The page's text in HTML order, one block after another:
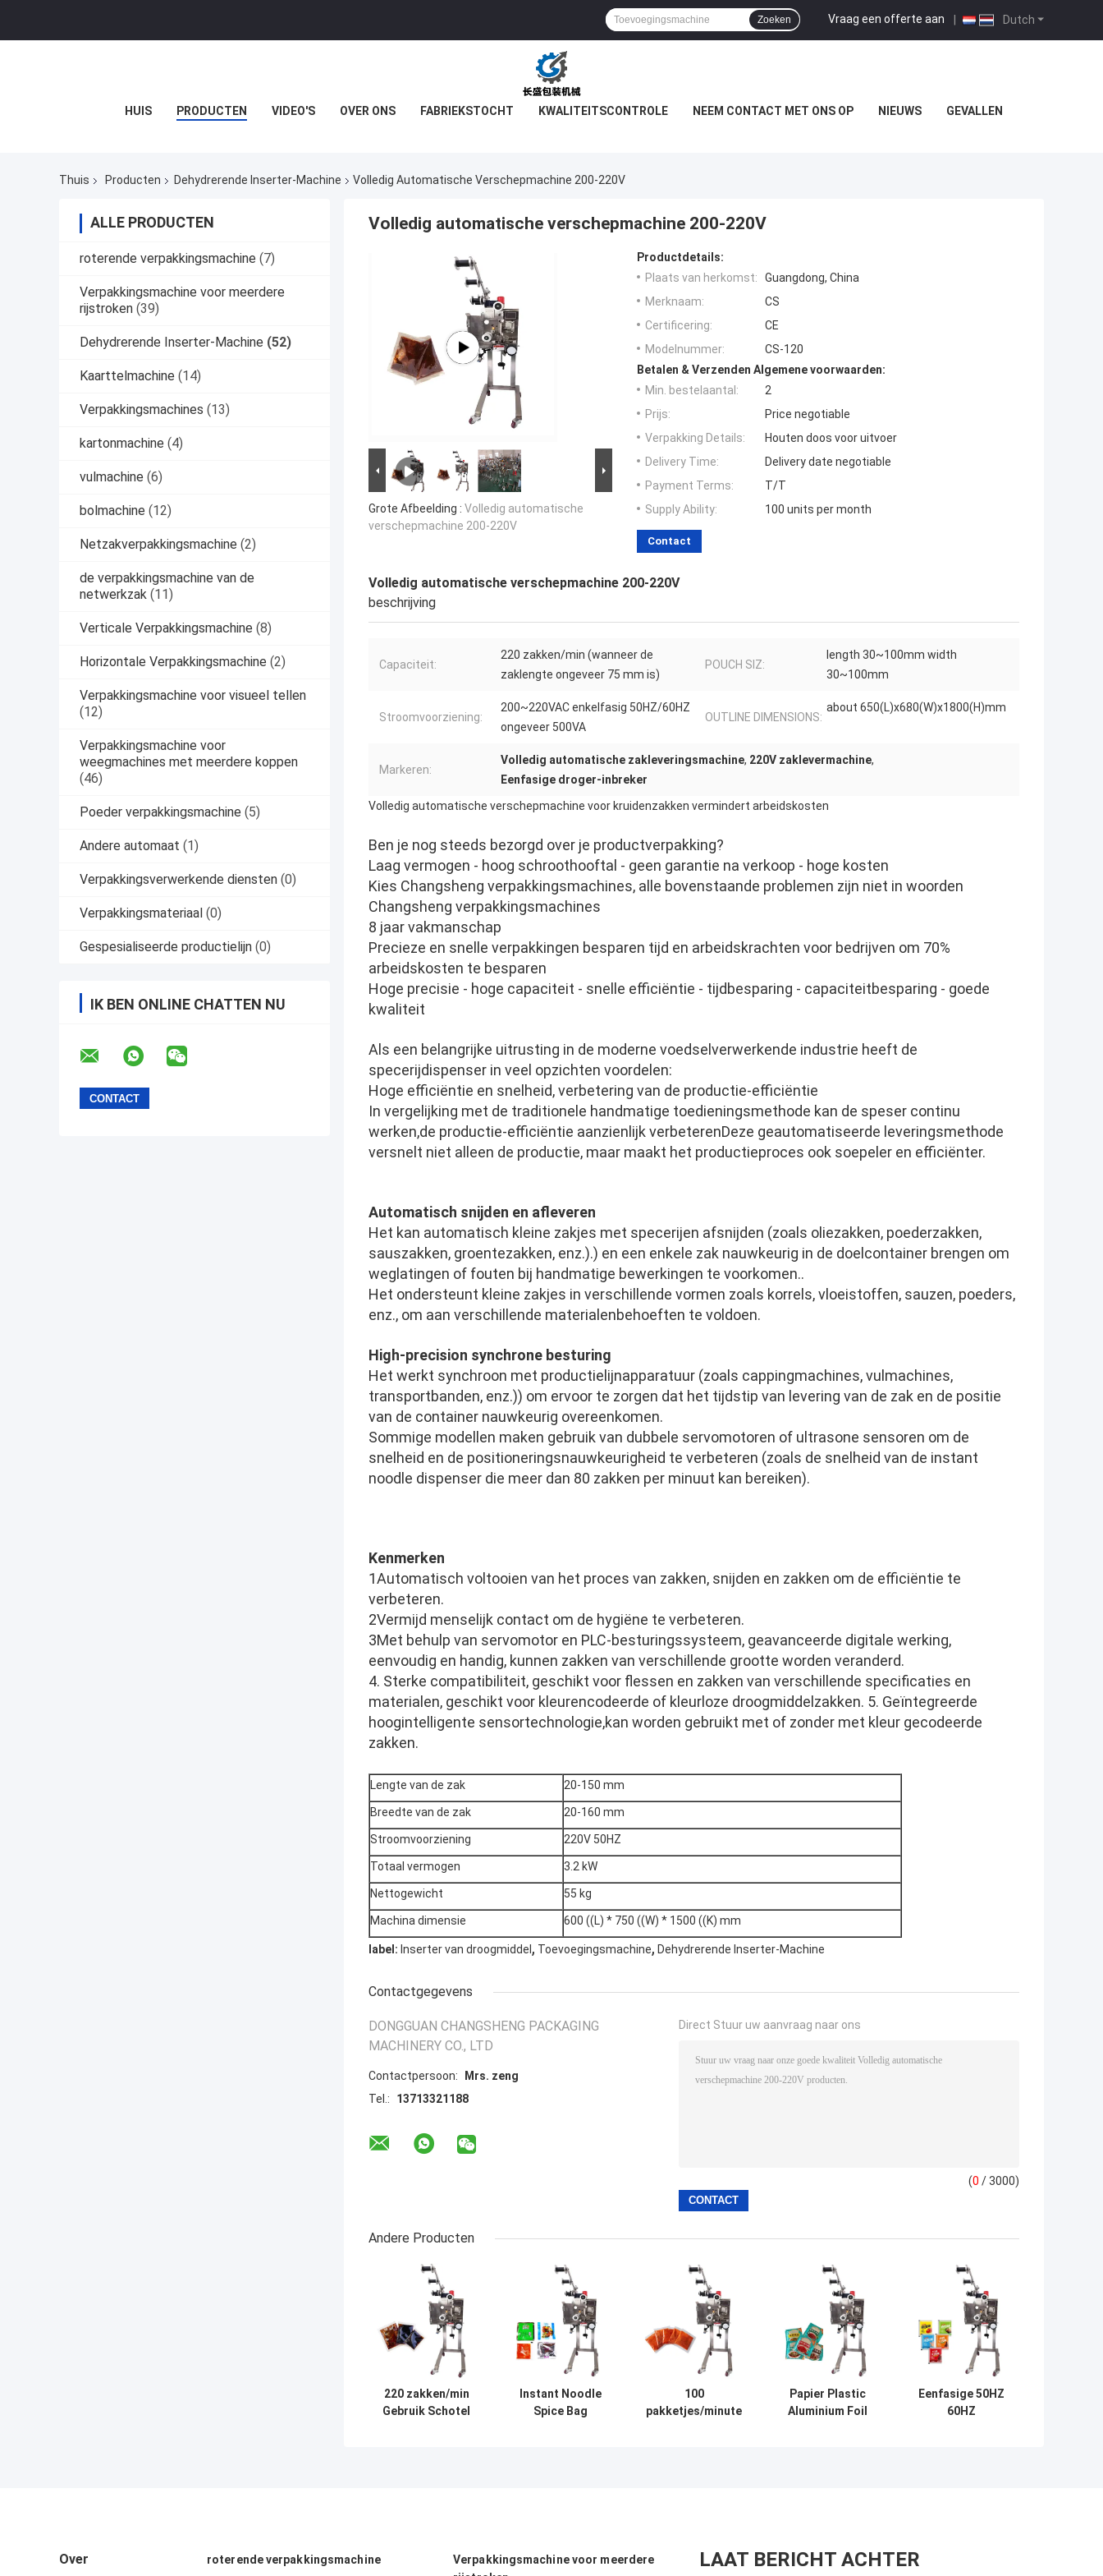
Dutch
Vraag een offerte aan |
Zoeken
HUIS PRODUCTEN VIDEO'S OVER ONS FABRIEKSTOCHT KWALITEITSCONTROLE NEEM CONTACT MET ONS OP NIEUWS GEVALLEN
Thuis Producten Dehydrerende Inserter-Machine Volledig Automatische Verschepmachine 200-220V
ALLE PRODUCTEN
roterende verpakkingsmachine (7)
Verpakkingsmachine voor meerdere
rijstroken (39)
Dehydrerende Inserter-Machine (52)
Kaarttelmachine (14)
Verpakkingsmachines (13)
kartonmachine (4)
vulmachine (6)
bolmachine (12)
Netzakverpakkingsmachine (2)
de verpakkingsmachine van de
netwerkzak (11)
Verticale Verpakkingsmachine (8)
Horizontale Verpakkingsmachine (2)
Verpakkingsmachine voor visueel tellen
(12)
Verpakkingsmachine voor
weegmachines met meerdere koppen
(46)
Poeder verpakkingsmachine (5)
Andere automaat (1)
Verpakkingsverwerkende diensten (0)
Verpakkingsmateriaal (0)
Gespesialiseerde productielijn (0)
IK BEN ONLINE CHATTEN NU
Volledig automatische verschepmachine 200-220V
Grote Afbeelding : Volledig automatische
verschepmachine 200-220V
Productdetails:
Plaats van herkomst:
Guangdong, China
Merknaam:
CS
Certificering:
CE
Modelnummer:
CS-120
Betalen & Verzenden Algemene voorwaarden:
Min. bestelaantal:
2
Prijs:
Price negotiable
Verpakking Details:
Houten doos voor uitvoer
Delivery Time:
Delivery date negotiable
Payment Terms:
T/T
Supply Ability:
100 units per month
Contact
Volledig automatische verschepmachine 200-220V
beschrijving
Capaciteit:
220 zakken/min (wanneer de
zaklengte ongeveer 75 mm is)
POUCH SIZ:
length 30~100mm width
30~100mm
Stroomvoorziening:
200~220VAC enkelfasig 50HZ/60HZ
ongeveer 500VA
OUTLINE DIMENSIONS:
about 650(L)x680(W)x1800(H)mm
Markeren:
Volledig automatische zakleveringsmachine, 220V zaklevermachine,
Eenfasige droger-inbreker
Volledig automatische verschepmachine voor kruidenzakken vermindert arbeidskosten
Ben je nog steeds bezorgd over je productverpakking?
Laag vermogen - hoog schroothooftal - geen garantie na verkoop - hoge kosten
Kies Changsheng verpakkingsmachines, alle bovenstaande problemen zijn niet in woorden
Changsheng verpakkingsmachines
8 jaar vakmanschap
Precieze en snelle verpakkingen besparen tijd en arbeidskrachten voor bedrijven om 70%
arbeidskosten te besparen
Hoge precisie - hoge capaciteit - snelle efficiëntie - tijdbesparing - capaciteitbesparing - goede
kwaliteit
Als een belangrijke uitrusting in de moderne voedselverwerkende industrie heeft de
specerijdispenser in veel opzichten voordelen:
Hoge efficiëntie en snelheid, verbetering van de productie-efficiëntie
In vergelijking met de traditionele handmatige toedieningsmethode kan de speser continu
werken,de productie-efficiëntie aanzienlijk verbeterenDeze geautomatiseerde leveringsmethode
versnelt niet alleen de productie, maar maakt het productieproces ook soepeler en efficiënter.
Automatisch snijden en afleveren
Het kan automatisch kleine zakjes met specerijen afsnijden (zoals oliezakken, poederzakken,
sauszakken, groentezakken, enz.).) en een enkele zak nauwkeurig in de doelcontainer brengen om
weglatingen of fouten bij handmatige bewerkingen te voorkomen..
Het ondersteunt kleine zakjes in verschillende vormen zoals korrels, vloeistoffen, sauzen, poeders,
enz., om aan verschillende materialenbehoeften te voldoen.
High-precision synchrone besturing
Het werkt synchroon met productielijnapparatuur (zoals cappingmachines, vulmachines,
transportbanden, enz.)) om ervoor te zorgen dat het tijdstip van levering van de zak en de positie
van de container nauwkeurig overeenkomen.
Sommige modellen maken gebruik van dubbele servomotoren of ultrasone sensoren om de
snelheid en de positioneringsnauwkeurigheid te verbeteren (zoals de snelheid van de instant
noodle dispenser die meer dan 80 zakken per minuut kan bereiken).
Kenmerken
1Automatisch voltooien van het proces van zakken, snijden en zakken om de efficiëntie te
verbeteren.
2Vermijd menselijk contact om de hygiëne te verbeteren.
3Met behulp van servomotor en PLC-besturingssysteem, geavanceerde digitale werking,
eenvoudig en handig, kunnen zakken van verschillende grootte worden veranderd.
4. Sterke compatibiliteit, geschikt voor flessen en zakken van verschillende specificaties en
materialen, geschikt voor kleurencodeerde of kleurloze droogmiddelzakken. 5. Geïntegreerde
hoogintelligente sensortechnologie,kan worden gebruikt met of zonder met kleur gecodeerde
zakken.
Lengte van de zak 20-150 mm
Breedte van de zak 20-160 mm
Stroomvoorziening 220V 50HZ
Totaal vermogen 3.2 kW
Nettogewicht 55 kg
Machina dimensie 600 ((L) * 750 ((W) * 1500 ((K) mm
label: Inserter van droogmiddel , Toevoegingsmachine, Dehydrerende Inserter-Machine
Contactgegevens
DONGGUAN CHANGSHENG PACKAGING
MACHINERY CO., LTD
Contactpersoon:
Mrs. zeng
Tel.:
13713321188
Direct Stuur uw aanvraag naar ons
(0 / 3000)
Andere Producten
220 zakken/min
Gebruik Schotel
Instant Noodle
Spice Bag
100
pakketjes/minute
Papier Plastic
Aluminium Foil
Eenfasige 50HZ
60HZ
Over roterende verpakkingsmachine
Verpakkingsmachine voor meerdere
LAAT BERICHT ACHTER